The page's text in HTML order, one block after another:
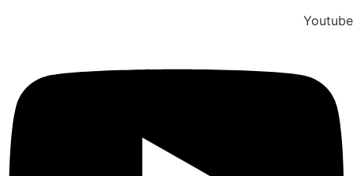
Youtube